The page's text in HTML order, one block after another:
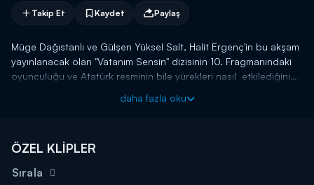
Takip Et Kaydet Paylaş
Müge Dağıstanlı ve Gülşen Yüksel Salt, Halit Ergenç'in bu akşam
yayınlanacak olan "Vatanım Sensin" dizisinin 10. Fragmanındaki
oyunculuğu ve Atatürk resminin bile yürekleri nasıl etkilediğini
daha fazla oku
ÖZEL KLİPLER
Sırala